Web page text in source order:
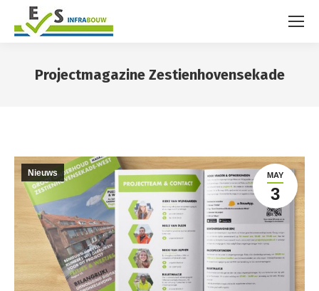
Projectmagazine Zestienhovensekade
MAY
3
Nieuws